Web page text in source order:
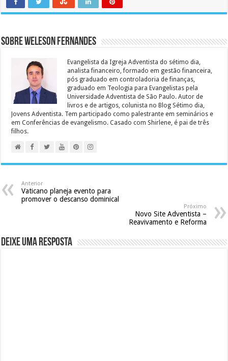
Sobre Weleson Fernandes
Evangelista da Igreja Adventista do sétimo dia,
analista financeiro, formado em gestão financeira,
pós graduado em controladoria de finanças,
graduado em Teologia para Evangelistas pela
Universidade Adventista de São Paulo. Autor de
livros e de artigos, colunista no Blog Sétimo dia,
Jovens Adventista. Tem participado como palestrante em seminários e
em Conferências de evangelismo. Casado com Shirlene, é pai de três
filhos.
Anterior
Vaticano planeja evento para
promover o descanso dominical
Próximo
Novo Site Adventista –
Reavivamento e Reforma
Deixe uma resposta